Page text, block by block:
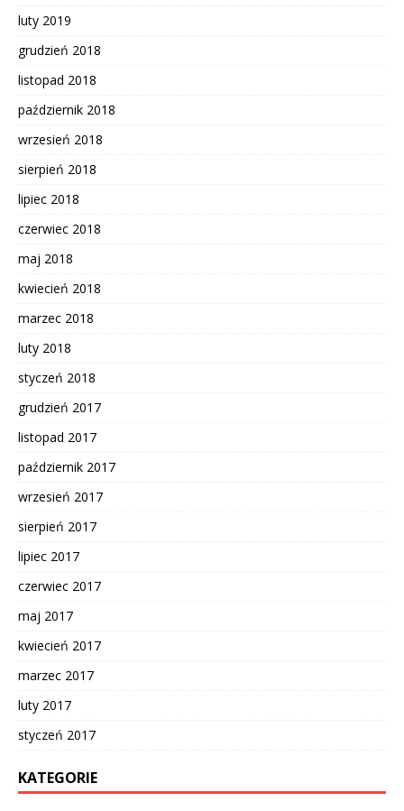
luty 2019
grudzień 2018
listopad 2018
październik 2018
wrzesień 2018
sierpień 2018
lipiec 2018
czerwiec 2018
maj 2018
kwiecień 2018
marzec 2018
luty 2018
styczeń 2018
grudzień 2017
listopad 2017
październik 2017
wrzesień 2017
sierpień 2017
lipiec 2017
czerwiec 2017
maj 2017
kwiecień 2017
marzec 2017
luty 2017
styczeń 2017
KATEGORIE